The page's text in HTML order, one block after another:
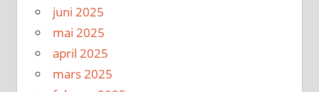
juni 2025
mai 2025
april 2025
mars 2025